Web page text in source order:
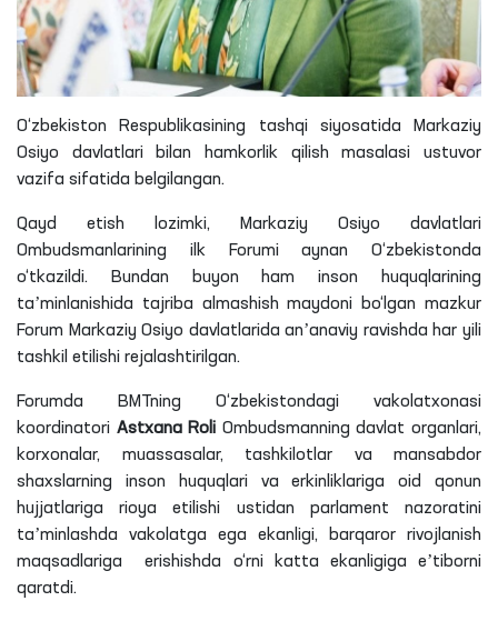
O‘zbekiston Respublikasining tashqi siyosatida Markaziy
Osiyo davlatlari bilan hamkorlik qilish masalasi ustuvor
vazifa sifatida belgilangan.
Qayd etish lozimki, Markaziy Osiyo davlatlari
Ombudsmanlarining ilk Forumi aynan O‘zbekistonda
o‘tkazildi. Bundan buyon ham inson huquqlarining
taʼminlanishida tajriba almashish maydoni bo‘lgan mazkur
Forum Markaziy Osiyo davlatlarida anʼanaviy ravishda har yili
tashkil etilishi rejalashtirilgan.
Forumda BMTning O‘zbekistondagi vakolatxonasi
koordinatori AstxanaRoli Ombudsmanning davlat organlari,
korxonalar, muassasalar, tashkilotlar va mansabdor
shaxslarning inson huquqlari va erkinliklariga oid qonun
hujjatlariga rioya etilishi ustidan parlament nazoratini
taʼminlashda vakolatga ega ekanligi, barqaror rivojlanish
maqsadlariga erishishda o‘rni katta ekanligiga eʼtiborni
qaratdi.